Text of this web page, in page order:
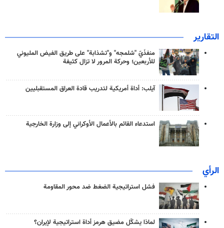
التقارير
منفذَيّ "شلمجه" و"تشذابة" على طريق الفيض المليوني
للأربعين؛ وحركة المرور لا تزال كثيفة
آيلب: أداة أمريكية لتدريب قادة العراق المستقبليين
استدعاء القائم بالأعمال الأوكراني إلى وزارة الخارجية
الرأي
فشل استراتيجية الضغط ضد محور المقاومة
لماذا يشكّل مضيق هرمز أداة استراتيجية لإيران؟